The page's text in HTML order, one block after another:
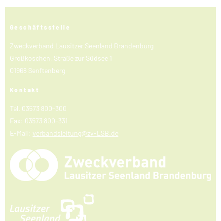
Geschäftsstelle
Zweckverband Lausitzer Seenland Brandenburg
Großkoschen, Straße zur Südsee 1
01968 Senftenberg
Kontakt
Tel. 03573 800-300
Fax: 03573 800-331
E-Mail: verbandsleitung@zv-LSB.de